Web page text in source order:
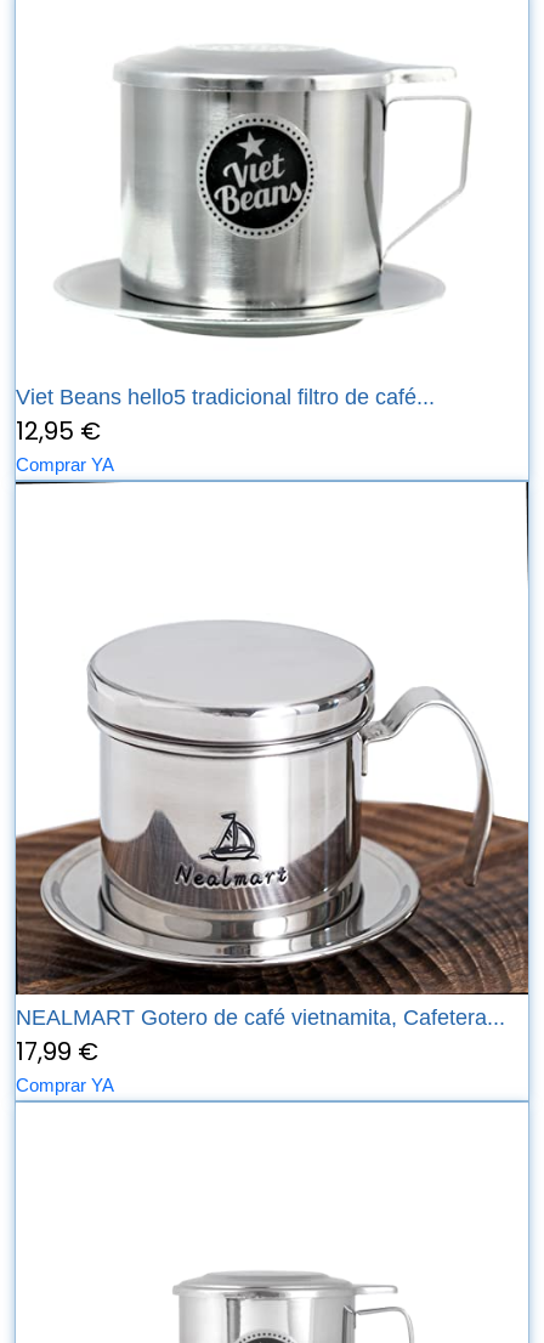
Viet Beans hello5 tradicional filtro de café...
12,95 €
Comprar YA
NEALMART Gotero de café vietnamita, Cafetera...
17,99 €
Comprar YA